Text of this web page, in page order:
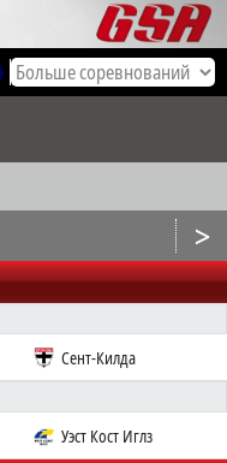
Все соревнования
>
Сент-Килда
Уэст Кост Иглз